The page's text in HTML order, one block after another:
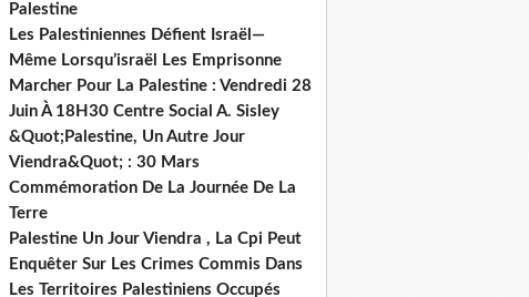
Palestine
Les Palestiniennes Défient Israël—
Même Lorsqu’israël Les Emprisonne
Marcher Pour La Palestine : Vendredi 28
Juin À 18H30 Centre Social A. Sisley
&Quot;Palestine, Un Autre Jour
Viendra&Quot; : 30 Mars
Commémoration De La Journée De La
Terre
Palestine Un Jour Viendra , La Cpi Peut
Enquêter Sur Les Crimes Commis Dans
Les Territoires Palestiniens Occupés